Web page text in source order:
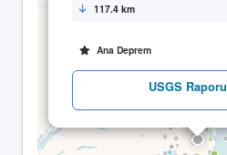
117.4 km
Ana Deprem
USGS Raporu